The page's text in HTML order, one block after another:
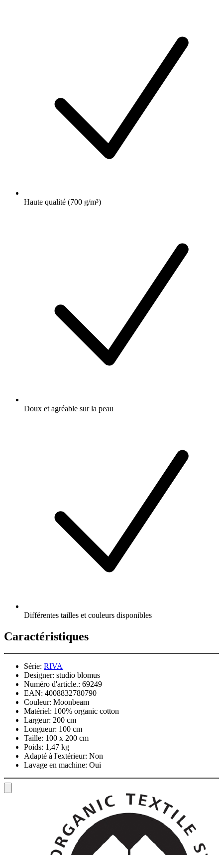
Haute qualité (700 g/m³)
Doux et agréable sur la peau
Différentes tailles et couleurs disponibles
Caractéristiques
Série: RIVA
Designer: studio blomus
Numéro d'article.: 69249
EAN: 4008832780790
Couleur: Moonbeam
Matériel: 100% organic cotton
Largeur: 200 cm
Longueur: 100 cm
Taille: 100 x 200 cm
Poids: 1,47 kg
Adapté à l'extérieur: Non
Lavage en machine: Oui